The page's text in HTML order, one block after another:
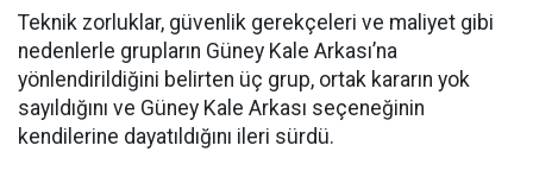
Teknik zorluklar, güvenlik gerekçeleri ve maliyet gibi
nedenlerle grupların Güney Kale Arkası’na
yönlendirildiğini belirten üç grup, ortak kararın yok
sayıldığını ve Güney Kale Arkası seçeneğinin
kendilerine dayatıldığını ileri sürdü.